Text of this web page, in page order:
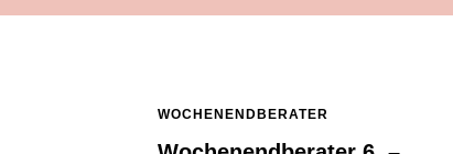
WOCHENENDBERATER